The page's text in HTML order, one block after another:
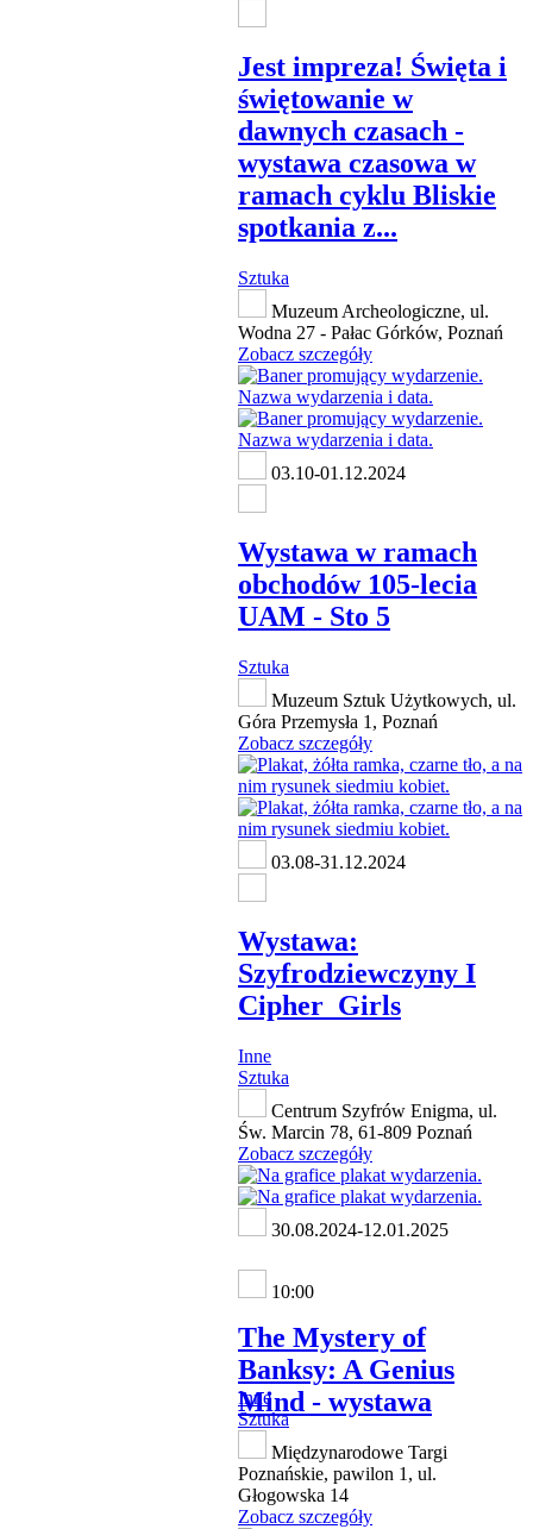
Jest impreza! Święta i
świętowanie w
dawnych czasach -
wystawa czasowa w
ramach cyklu Bliskie
spotkania z...
Sztuka
Muzeum Archeologiczne, ul.
Wodna 27 - Pałac Górków, Poznań
Zobacz szczegóły
03.10-01.12.2024
Wystawa w ramach
obchodów 105-lecia
UAM - Sto 5
Sztuka
Muzeum Sztuk Użytkowych, ul.
Góra Przemysła 1, Poznań
Zobacz szczegóły
03.08-31.12.2024
Wystawa:
Szyfrodziewczyny I
Cipher_Girls
Inne
Sztuka
Centrum Szyfrów Enigma, ul.
Św. Marcin 78, 61-809 Poznań
Zobacz szczegóły
30.08.2024-12.01.2025
10:00
The Mystery of
Banksy: A Genius
Mind - wystawa
Inne
Sztuka
Międzynarodowe Targi
Poznańskie, pawilon 1, ul.
Głogowska 14
Zobacz szczegóły